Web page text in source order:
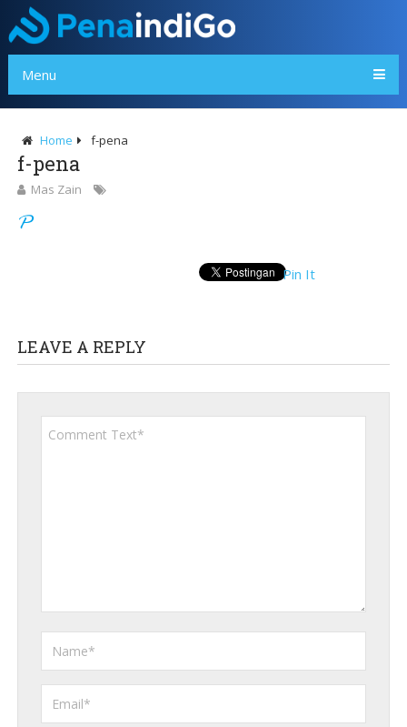
Menu
Home f-pena
f-pena
Mas Zain
Pin It
LEAVE A REPLY